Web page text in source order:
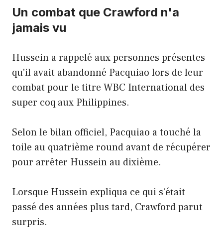
Un combat que Crawford n'a
jamais vu
Hussein a rappelé aux personnes présentes
qu'il avait abandonné Pacquiao lors de leur
combat pour le titre WBC International des
super coq aux Philippines.
Selon le bilan officiel, Pacquiao a touché la
toile au quatrième round avant de récupérer
pour arrêter Hussein au dixième.
Lorsque Hussein expliqua ce qui s’était
passé des années plus tard, Crawford parut
surpris.